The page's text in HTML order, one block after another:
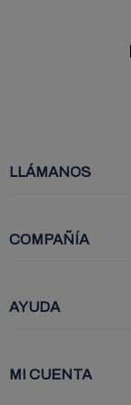
LLÁMANOS
COMPAÑÍA
AYUDA
MI CUENTA